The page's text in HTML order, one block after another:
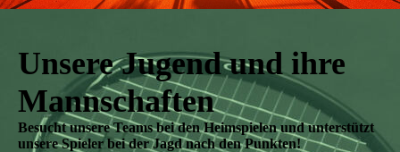
Unsere Jugend und ihre
Mannschaften
Besucht unsere Teams bei den Heimspielen und unterstützt
unsere Spieler bei der Jagd nach den Punkten!